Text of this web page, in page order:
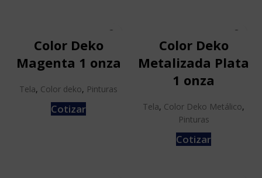
Color Deko
Magenta 1 onza
Tela, Color deko, Pinturas
Cotizar
Color Deko
Metalizada Plata
1 onza
Tela, Color Deko Metálico,
Pinturas
Cotizar